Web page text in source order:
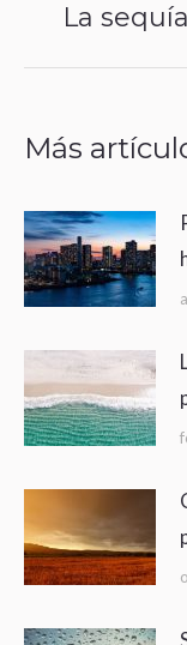
La
Más